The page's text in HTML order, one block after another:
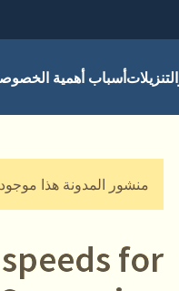
التنزيلاتأسباب أهمية
منشور المدونة هذا موجود منذ 8 من السنوات وقد
for